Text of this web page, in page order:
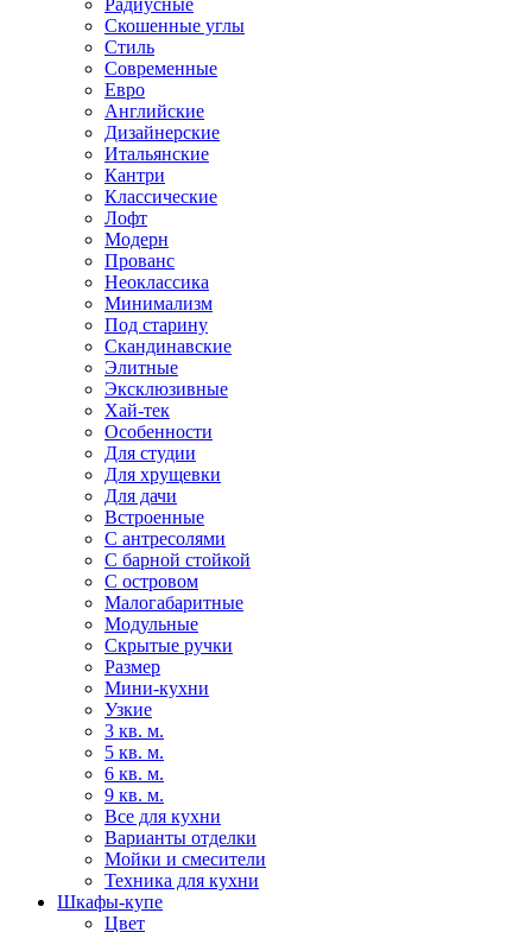
Радиусные
Скошенные углы
Стиль
Современные
Евро
Английские
Дизайнерские
Итальянские
Кантри
Классические
Лофт
Модерн
Прованс
Неоклассика
Минимализм
Под старину
Скандинавские
Элитные
Эксклюзивные
Хай-тек
Особенности
Для студии
Для хрущевки
Для дачи
Встроенные
С антресолями
С барной стойкой
С островом
Малогабаритные
Модульные
Скрытые ручки
Размер
Мини-кухни
Узкие
3 кв. м.
5 кв. м.
6 кв. м.
9 кв. м.
Все для кухни
Варианты отделки
Мойки и смесители
Техника для кухни
Шкафы-купе
Цвет